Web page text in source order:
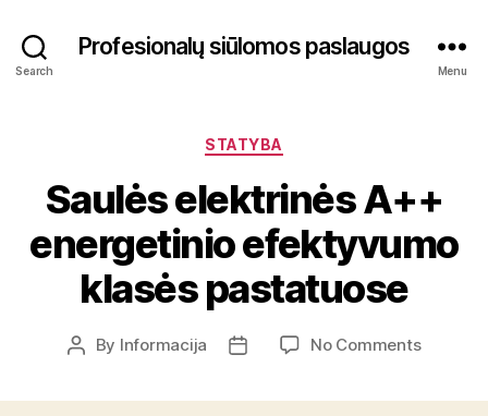
Search
Profesionalų siūlomos paslaugos
Menu
Categories
STATYBA
Saulės elektrinės A++
energetinio efektyvumo
klasės pastatuose
Post
By Informacija
Post
No Commentson